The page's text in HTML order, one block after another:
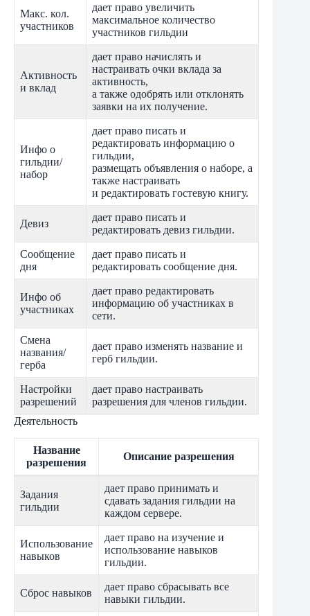
Макс. кол.
участников
дает право увеличить
максимальное количество
участников гильдии
Активность
и вклад
дает право начислять и
настраивать очки вклада за
активность,
а также одобрять или отклонять
заявки на их получение.
Инфо о
гильдии/
набор
дает право писать и
редактировать информацию о
гильдии,
размещать объявления о наборе, а
также настраивать
и редактировать гостевую книгу.
Девиз
дает право писать и
редактировать девиз гильдии.
Сообщение
дня
дает право писать и
редактировать сообщение дня.
Инфо об
участниках
дает право редактировать
информацию об участниках в
сети.
Смена
названия/
герба
дает право изменять название и
герб гильдии.
Настройки
разрешений
дает право настраивать
разрешения для членов гильдии.
Деятельность
Название
разрешения
Описание разрешения
Задания
гильдии
дает право принимать и
сдавать задания гильдии на
каждом сервере.
Использование
навыков
дает право на изучение и
использование навыков
гильдии.
Сброс навыков
дает право сбрасывать все
навыки гильдии.